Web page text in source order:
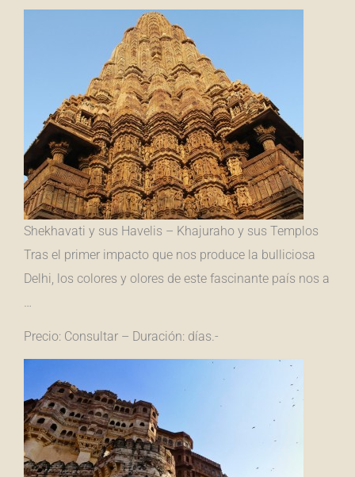
Shekhavati y sus Havelis – Khajuraho y sus Templos
Tras el primer impacto que nos produce la bulliciosa
Delhi, los colores y olores de este fascinante país nos a
Precio: Consultar – Duración: días.-